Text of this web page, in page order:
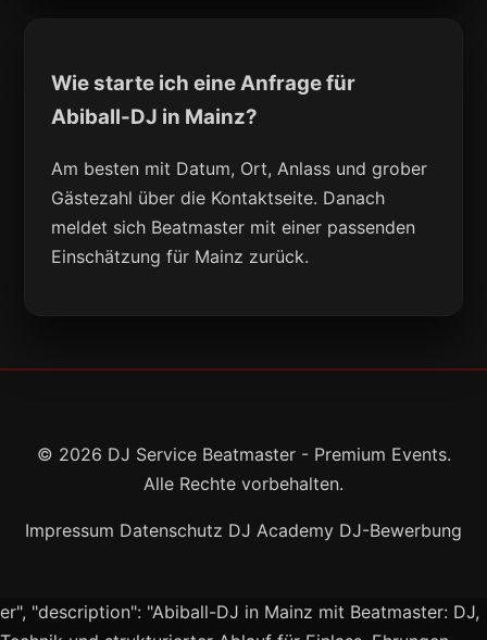
Wie starte ich eine Anfrage für
Abiball-DJ in Mainz?
Am besten mit Datum, Ort, Anlass und grober
Gästezahl über die Kontaktseite. Danach
meldet sich Beatmaster mit einer passenden
Einschätzung für Mainz zurück.
© 2026 DJ Service Beatmaster - Premium Events.
Alle Rechte vorbehalten.
Impressum Datenschutz DJ Academy DJ-Bewerbung
er", "description": "Abiball-DJ in Mainz mit Beatmaster: DJ,